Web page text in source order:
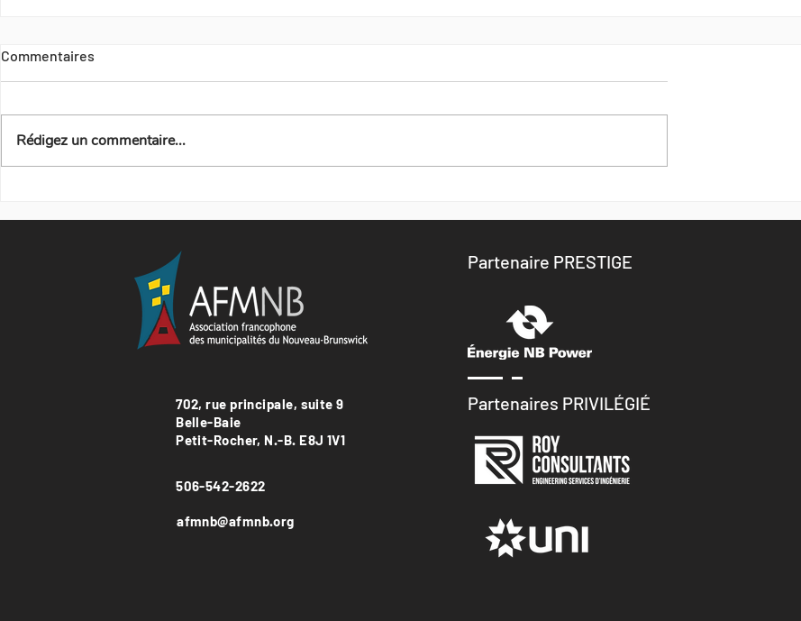
Commentaires
Rédigez un commentaire...
702, rue principale, suite 9
Belle-Baie
Petit-Rocher, N.-B. E8J 1V1
506-542-2622
afmnb@afmnb.org
Partenaire PRESTIGE
Partenaires PRIVILÉGIÉ